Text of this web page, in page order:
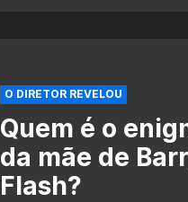
O DIRETOR REVELOU
Quem é o
da mãe de
Flash?